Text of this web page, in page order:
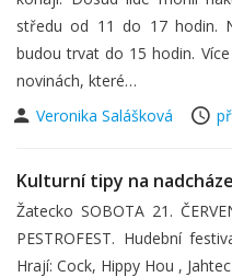
středu od 11 do 17 hodin.
budou trvat do 15 hodin.
novinách, které…
Veronika Salášková
Kulturní tipy na
Žatecko SOBOTA 21.
PESTROFEST. Hudební
Hrají: Cock, Hippy Hou ,